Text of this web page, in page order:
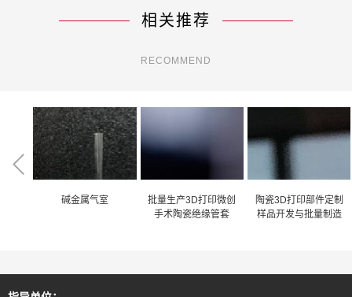
相关推荐
RECOMMEND
碱金属气室
批量生产3D打印微创
手术陶瓷绝缘管套
陶瓷3D打印部件定制
样品开发与批量制造